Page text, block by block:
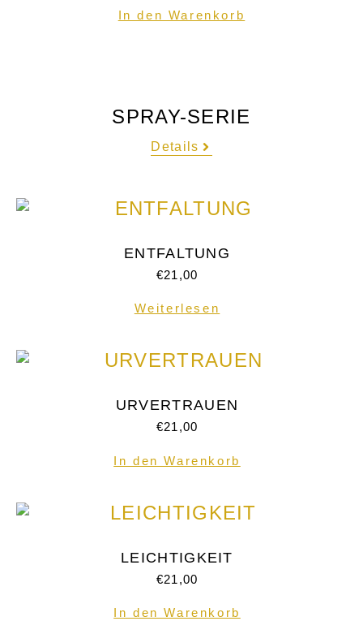
In den Warenkorb
SPRAY-SERIE
Details
ENTFALTUNG
€21,00
Weiterlesen
URVERTRAUEN
€21,00
In den Warenkorb
LEICHTIGKEIT
€21,00
In den Warenkorb